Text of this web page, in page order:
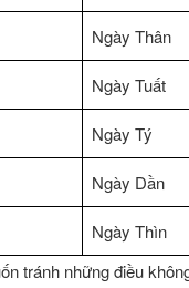
Ngày Thân
Ngày Tuất
Ngày Tý
Ngày Dần
Ngày Thìn
tránh những điều